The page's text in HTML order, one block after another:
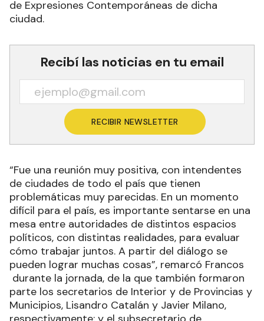
de Expresiones Contemporáneas de dicha
ciudad.
Recibí las noticias en tu email
RECIBIR NEWSLETTER
“Fue una reunión muy positiva, con intendentes
de ciudades de todo el país que tienen
problemáticas muy parecidas. En un momento
difícil para el país, es importante sentarse en una
mesa entre autoridades de distintos espacios
políticos, con distintas realidades, para evaluar
cómo trabajar juntos. A partir del diálogo se
pueden lograr muchas cosas”, remarcó Francos
durante la jornada, de la que también formaron
parte los secretarios de Interior y de Provincias y
Municipios, Lisandro Catalán y Javier Milano,